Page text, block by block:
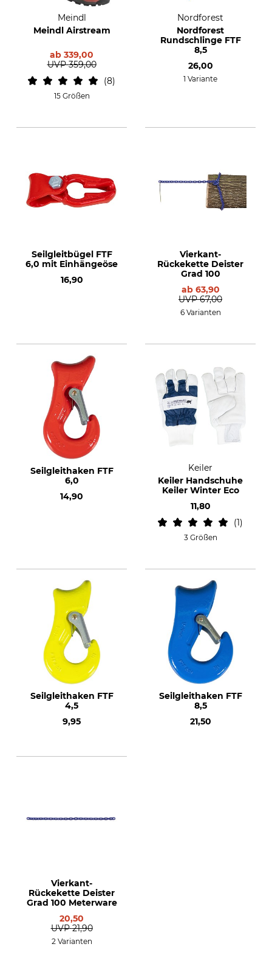
Meindl
Meindl Airstream
ab 339,00
UVP 359,00
8
15 Größen
Nordforest
Nordforest
Rundschlinge FTF
8,5
26,00
1 Variante
Seilgleitbügel FTF
6,0 mit Einhängeöse
16,90
Vierkant-
Rückekette Deister
Grad 100
ab 63,90
UVP 67,00
6 Varianten
Seilgleithaken FTF
6,0
14,90
Keiler
Keiler Handschuhe
Keiler Winter Eco
11,80
1
3 Größen
Seilgleithaken FTF
4,5
9,95
Seilgleithaken FTF
8,5
21,50
Vierkant-
Rückekette Deister
Grad 100 Meterware
20,50
UVP 21,90
2 Varianten